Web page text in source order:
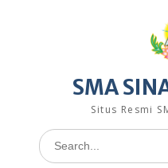
SMA
Situs Resmi
Search
for: